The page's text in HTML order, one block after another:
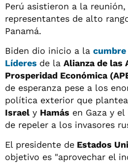
Perú asistieron a la
representantes de alto
Panamá.
Biden dio inicio a la cumbre
Líderes de la Alianza de las
Prosperidad Económica
de esperanza pese a los
política exterior que
Israel y Hamás en Gaza y
de repeler a los invasores
El presidente de Estados
objetivo es "aprovechar el